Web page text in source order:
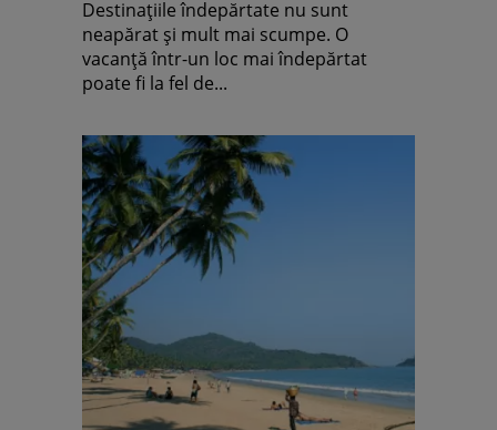
Destinaţiile îndepărtate nu sunt
neapărat şi mult mai scumpe. O
vacanţă într-un loc mai îndepărtat
poate fi la fel de...